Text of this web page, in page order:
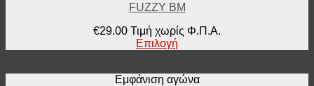
FUZZY BM
€29.00 Τιμή χωρίς Φ.Π.Α.
Επιλογή
Εμφάνιση αγώνα